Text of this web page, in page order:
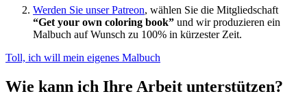
Werden Sie unser Patreon, wählen Sie die Mitgliedschaft
“Get your own coloring book” und wir produzieren ein
Malbuch auf Wunsch zu 100% in kürzester Zeit.
Toll, ich will mein eigenes Malbuch
Wie kann ich Ihre Arbeit unterstützen?